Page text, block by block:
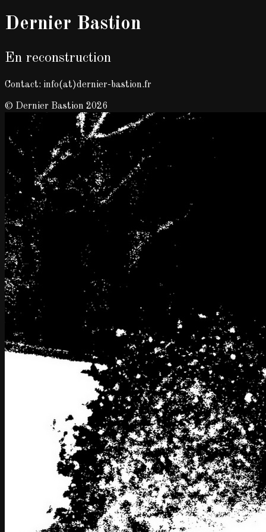
Dernier Bastion
En reconstruction
Contact: info(at)dernier-bastion.fr
© Dernier Bastion 2026